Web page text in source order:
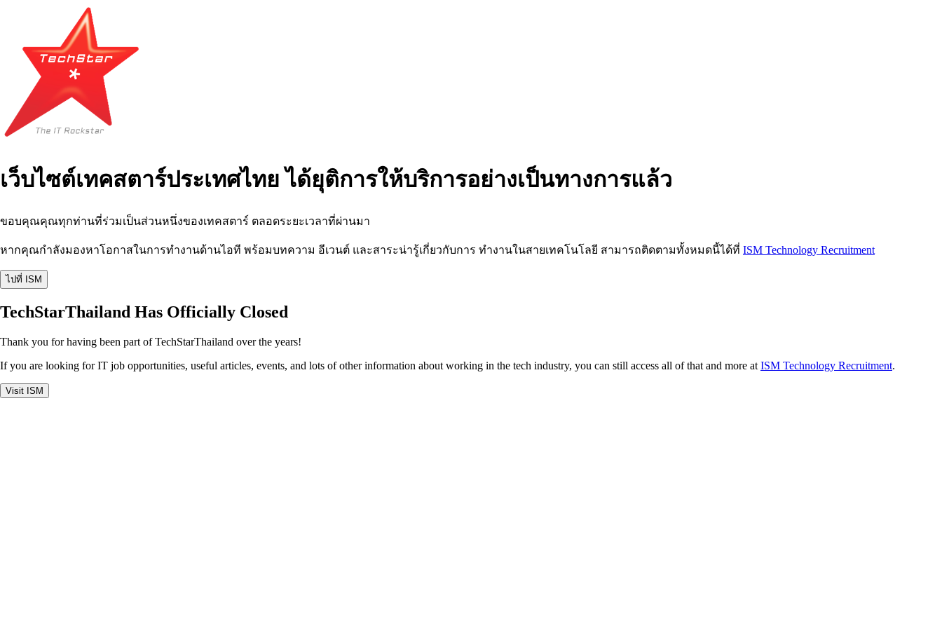
เว็บไซต์เทคสตาร์ประเทศไทย ได้ยุติการให้บริการอย่างเป็นทางการแล้ว
ขอบคุณคุณทุกท่านที่ร่วมเป็นส่วนหนึ่งของเทคสตาร์ ตลอดระยะเวลาที่ผ่านมา
หากคุณกำลังมองหาโอกาสในการทำงานด้านไอที พร้อมบทความ อีเวนต์ และสาระน่ารู้เกี่ยวกับการ ทำงานในสายเทคโนโลยี สามารถติดตามทั้งหมดนี้ได้ที่ ISM Technology Recruitment
ไปที่ ISM
TechStarThailand Has Officially Closed
Thank you for having been part of TechStarThailand over the years!
If you are looking for IT job opportunities, useful articles, events, and lots of other information about working in the tech industry, you can still access all of that and more at ISM Technology Recruitment.
Visit ISM